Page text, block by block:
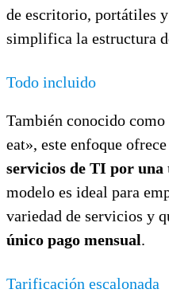
de escritorio, portátiles
simplifica la estructura
Todo incluido
También conocido
eat», este enfoque ofrece
servicios de TI por
modelo es ideal para
variedad de servicios y
único pago mensual.
Tarificación escalonada